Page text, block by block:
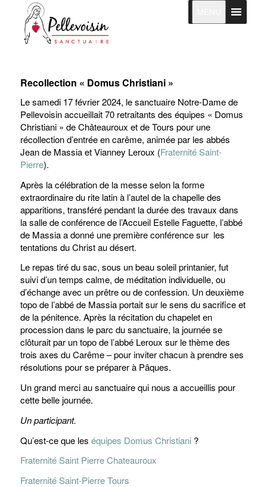
Recollection « Domus Christiani »
Le samedi 17 février 2024, le sanctuaire Notre-Dame de
Pellevoisin accueillait 70 retraitants des équipes « Domus
Christiani » de Châteauroux et de Tours pour une
récollection d’entrée en carême, animée par les abbés
Jean de Massia et Vianney Leroux (Fraternité Saint-
Pierre).
Après la célébration de la messe selon la forme
extraordinaire du rite latin à l’autel de la chapelle des
apparitions, transféré pendant la durée des travaux dans
la salle de conférence de l’Accueil Estelle Faguette, l’abbé
de Massia a donné une première conférence sur les
tentations du Christ au désert.
Le repas tiré du sac, sous un beau soleil printanier, fut
suivi d’un temps calme, de méditation individuelle, ou
d’échange avec un prêtre ou de confession. Un deuxième
topo de l’abbé de Massia portait sur le sens du sacrifice et
de la pénitence. Après la récitation du chapelet en
procession dans le parc du sanctuaire, la journée se
clôturait par un topo de l’abbé Leroux sur le thème des
trois axes du Carême – pour inviter chacun à prendre ses
résolutions pour se préparer à Pâques.
Un grand merci au sanctuaire qui nous a accueillis pour
cette belle journée.
Un participant.
Qu’est-ce que les équipes Domus Christiani?
Fraternité Saint Pierre Chateauroux
Fraternité Saint-Pierre Tours